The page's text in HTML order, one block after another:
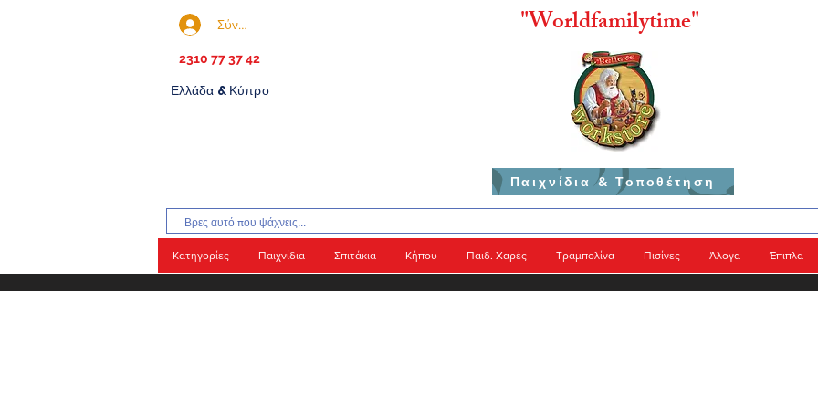
Σύνδεση
2310 77 37 42
Ελλάδα & Κύπρο
"Worldfamilytime"
Παιχνίδια & Τοποθέτηση
Κατηγορίες Παιχνίδια Σπιτάκια Κήπου Παιδ. Χαρές Τραμπολίνα Πισίνες Άλογα Έπιπλα